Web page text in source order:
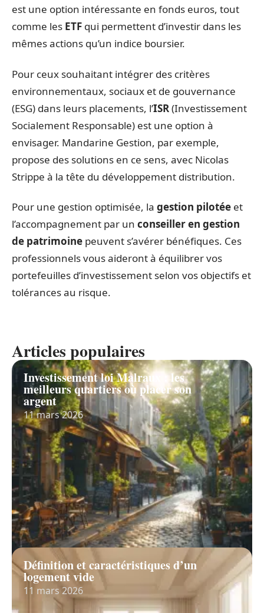
est une option intéressante en fonds euros, tout
comme les ETF qui permettent d’investir dans les
mêmes actions qu’un indice boursier.
Pour ceux souhaitant intégrer des critères
environnementaux, sociaux et de gouvernance
(ESG) dans leurs placements, l’ISR(Investissement
Socialement Responsable) est une option à
envisager. Mandarine Gestion, par exemple,
propose des solutions en ce sens, avec Nicolas
Strippe à la tête du développement distribution.
Pour une gestion optimisée, la gestion pilotée et
l’accompagnement par un conseiller en gestion
de patrimoine peuvent s’avérer bénéfiques. Ces
professionnels vous aideront à équilibrer vos
portefeuilles d’investissement selon vos objectifs et
tolérances au risque.
Articles populaires
Investissement loi Malraux : les
meilleurs quartiers où placer son
argent
11 mars 2026
Définition et caractéristiques d’un
logement vide
11 mars 2026